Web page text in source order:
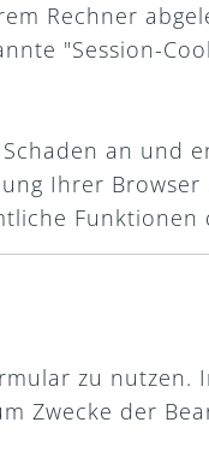
Rechner
"Session-
an und
Ihrer
zu nutzen.
Zwecke der